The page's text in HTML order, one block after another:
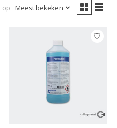
op Meest bekeken